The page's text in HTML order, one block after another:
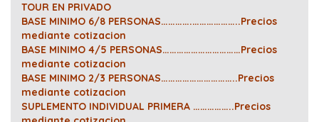
TOUR EN PRIVADO
BASE MINIMO 6/8 PERSONAS………….………………..Precios
mediante cotizacion
BASE MINIMO 4/5 PERSONAS……………………………Precios
mediante cotizacion
BASE MINIMO 2/3 PERSONAS…………………………..Precios
mediante cotizacion
SUPLEMENTO INDIVIDUAL PRIMERA ……………..Precios